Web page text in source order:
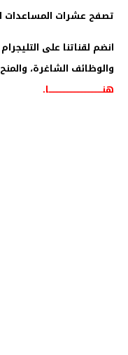
تصفح عشرات المساعدات
انضم لقناتنا على
والوظائف الشاغرة،
هنــــــــــــــــــــــــــــــــــــــا.